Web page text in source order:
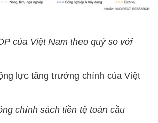
của Việt Nam theo quý so với
lực tăng trưởng chính của Việt
chính sách tiền tệ toàn cầu